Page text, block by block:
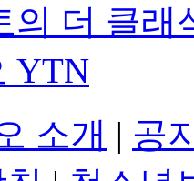
의 더 클래
YTN
소개 | 공